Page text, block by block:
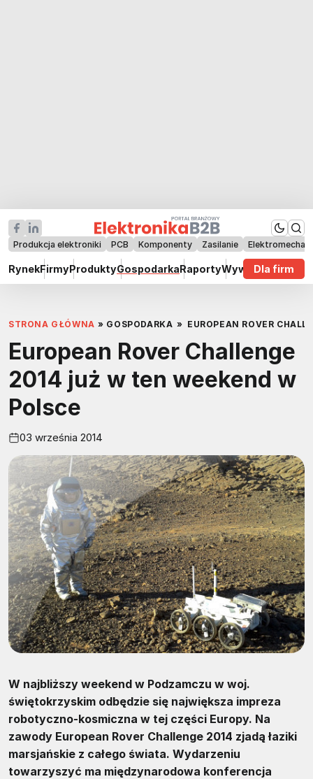
Produkcja elektroniki PCB Komponenty Zasilanie
RynekFirmyProduktyGospodarkaRaportyWywiadyDla firm
STRONA GŁÓWNA » GOSPODARKA » EUROPEAN ROVER
European Rover Challenge
2014 już w ten weekend w
Polsce
03 września 2014
W najbliższy weekend w Podzamczu w woj.
świętokrzyskim odbędzie się największa impreza
robotyczno-kosmiczna w tej części Europy. Na
zawody European Rover Challenge 2014 zjadą łaziki
marsjańskie z całego świata. Wydarzeniu
towarzyszyć ma międzynarodowa konferencja